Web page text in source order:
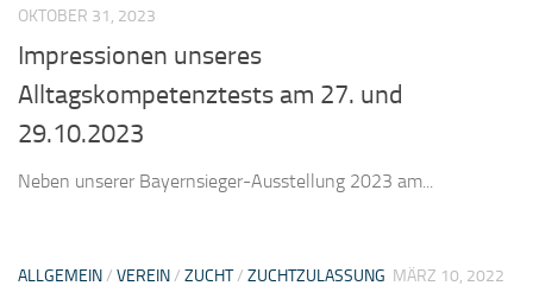
OKTOBER 31, 2023
Impressionen unseres
Alltagskompetenztests am 27. und
29.10.2023
Neben unserer Bayernsieger-Ausstellung 2023 am...
ALLGEMEIN/ VEREIN/ ZUCHT/ ZUCHTZULASSUNG MÄRZ 10, 2022